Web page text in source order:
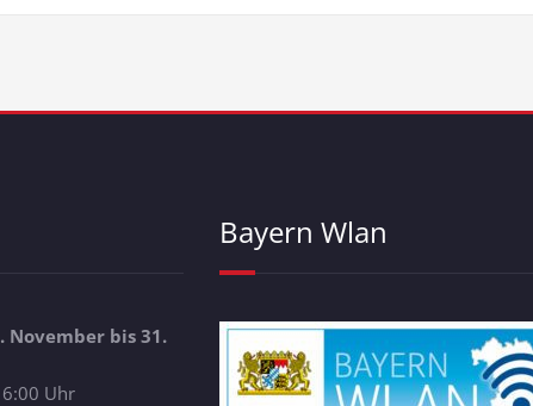
November bis 31.
Uhr
Bayern Wlan